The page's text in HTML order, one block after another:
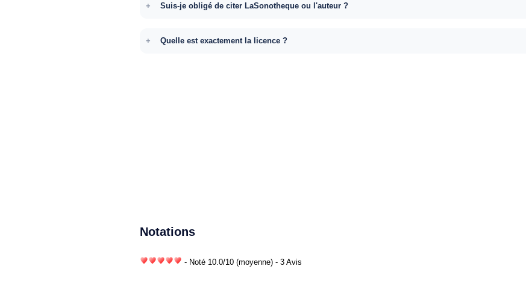
Suis-je obligé de citer LaSonotheque ou l'auteur ?
Quelle est exactement la licence ?
Notations
- Noté 10.0/10 (moyenne) - 3 Avis